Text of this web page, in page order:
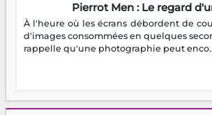
Pierrot Men : Le regard
À l'heure où les écrans débordent de
d'images consommées en quelques
rappelle qu'une photographie peut